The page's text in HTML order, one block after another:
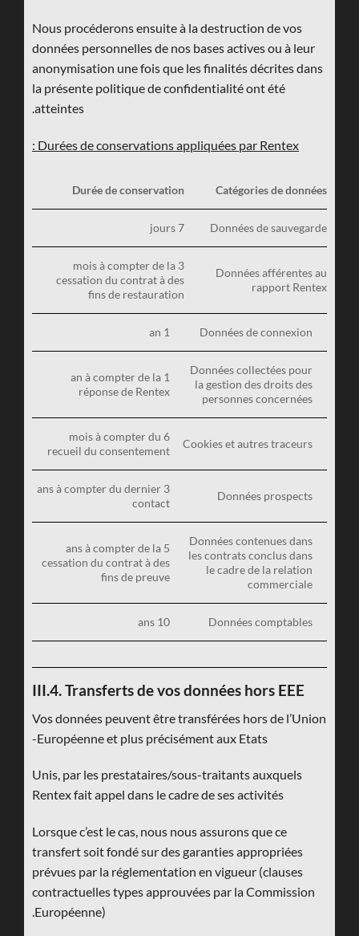
Nous procéderons ensuite à la destruction de vos
données personnelles de nos bases actives ou à leur
anonymisation une fois que les finalités décrites dans
la présente politique de confidentialité ont été
atteintes.
Durées de conservations appliquées par Rentex :
Catégories de données
Durée de conservation
Données de sauvegarde
7 jours
Données afférentes au
rapport Rentex
3 mois à compter de la
cessation du contrat à des
fins de restauration
Données de connexion
1 an
Données collectées pour
la gestion des droits des
personnes concernées
1 an à compter de la
réponse de Rentex
Cookies et autres traceurs
6 mois à compter du
recueil du consentement
Données prospects
3 ans à compter du dernier
contact
Données contenues dans
les contrats conclus dans
le cadre de la relation
commerciale
5 ans à compter de la
cessation du contrat à des
fins de preuve
Données comptables
10 ans
III.4. Transferts de vos données hors EEE
Vos données peuvent être transférées hors de l’Union
Européenne et plus précisément aux Etats-
Unis, par les prestataires/sous-traitants auxquels
Rentex fait appel dans le cadre de ses activités
Lorsque c’est le cas, nous nous assurons que ce
transfert soit fondé sur des garanties appropriées
prévues par la réglementation en vigueur (clauses
contractuelles types approuvées par la Commission
Européenne).